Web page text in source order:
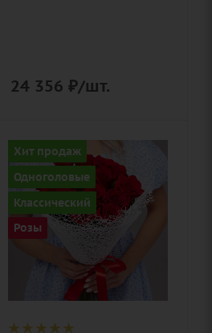
24 356 ₽/шт.
Хит продаж
Одноголовые
Классический
Розы
Количество
15
Цвет
алый,
бордовый,
красный,
чайный
Описание
роза, лента,